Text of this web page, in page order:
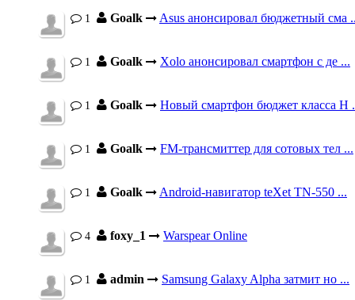
1 Goalk Asus анонсировал бюджетный сма
1 Goalk Xolo анонсировал смартфон с де ...
1 Goalk Новый смартфон бюджет класса H
1 Goalk FM-трансмиттер для сотовых тел ...
1 Goalk Android-навигатор teXet TN-550 ...
4 foxy_1 Warspear Online
1 admin Samsung Galaxy Alpha затмит но ...